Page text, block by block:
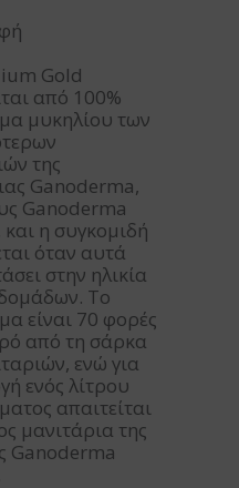
Gold
από 100%
μυκηλίου των
της
Ganoderma,
Ganoderma
η συγκομιδή
όταν αυτά
στην ηλικία
Το
είναι 70 φορές
από τη σάρκα
ενώ για
ενός λίτρου
απαιτείται
μανιτάρια της
Ganoderma